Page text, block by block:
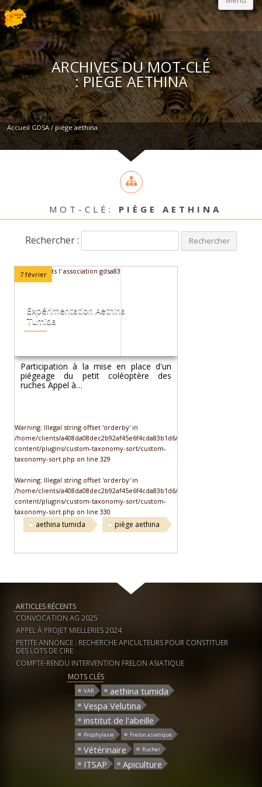
ARCHIVES DU MOT-CLÉ
:PIÈGE AETHINA
Accueil GDSA/piège aethina
MOT-CLÉ: PIÈGE AETHINA
Rechercher :
7 février
Expérimentation Aethina
Tumida
Participation à la mise en place d'un
piégeage du petit coléoptère des
ruches Appel à…
Warning: Illegal string offset 'orderby' in
/home/clients/a408da08dec2b92af45e6f4cda83b1d6/web/wp-
content/plugins/custom-taxonomy-sort/custom-
taxonomy-sort.php on line 329
Warning: Illegal string offset 'orderby' in
/home/clients/a408da08dec2b92af45e6f4cda83b1d6/web/wp-
content/plugins/custom-taxonomy-sort/custom-
taxonomy-sort.php on line 330
aethina tumida piège aethina
ARTICLES RÉCENTS
CONVOCATION AG 2025
APPEL À PROJET MIELLERIES 2024
PETITE ANNONCE : RECHERCHE APICULTEURS POUR CONSTITUER
DES LOTS DE CIRE
COMPTE-RENDU INTERVENTION FRELON ASIATIQUE
MOTS CLÉS
VAR
aethina tumida
Vespa Velutina
institut de l'abeille
Prophylaxie Frelon asiatique
Vétérinaire Rucher
ITSAP Apiculture